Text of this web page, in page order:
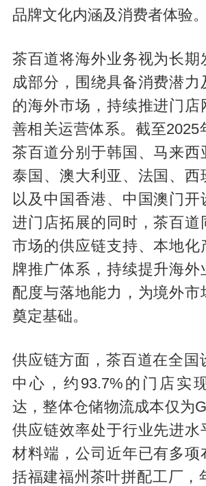
品牌文化内涵及消费者体验。
茶百道将海外业务视为长期
成部分，围绕具备消费潜力
的海外市场，持续推进门店
善相关运营体系。截至2025
茶百道分别于韩国、马来西
泰国、澳大利亚、法国、西
以及中国香港、中国澳门开
进门店拓展的同时，茶百道
市场的供应链支持、本地化
牌推广体系，持续提升海外
配度与落地能力，为境外市
奠定基础。
供应链方面，茶百道在全国
中心，约93.7%的门店实
达，整体仓储物流成本仅为
供应链效率处于行业先进水
材料端，公司近年已有多项
括福建福州茶叶拼配工厂，